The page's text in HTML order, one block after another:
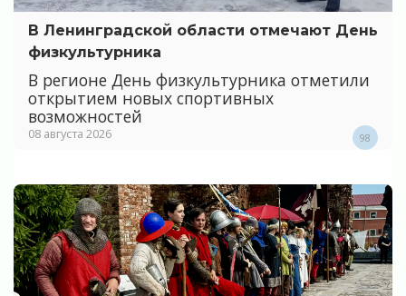
В Ленинградской области отмечают День
физкультурника
В регионе День физкультурника отметили
открытием новых спортивных
возможностей
08 августа 2026 98